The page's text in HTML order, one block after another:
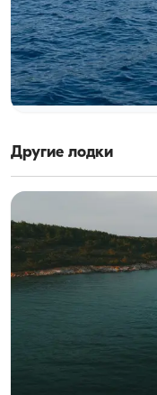
Моторная яхта
Круиз 25 чел.
Минимальная
7.500 TL
Другие лодки